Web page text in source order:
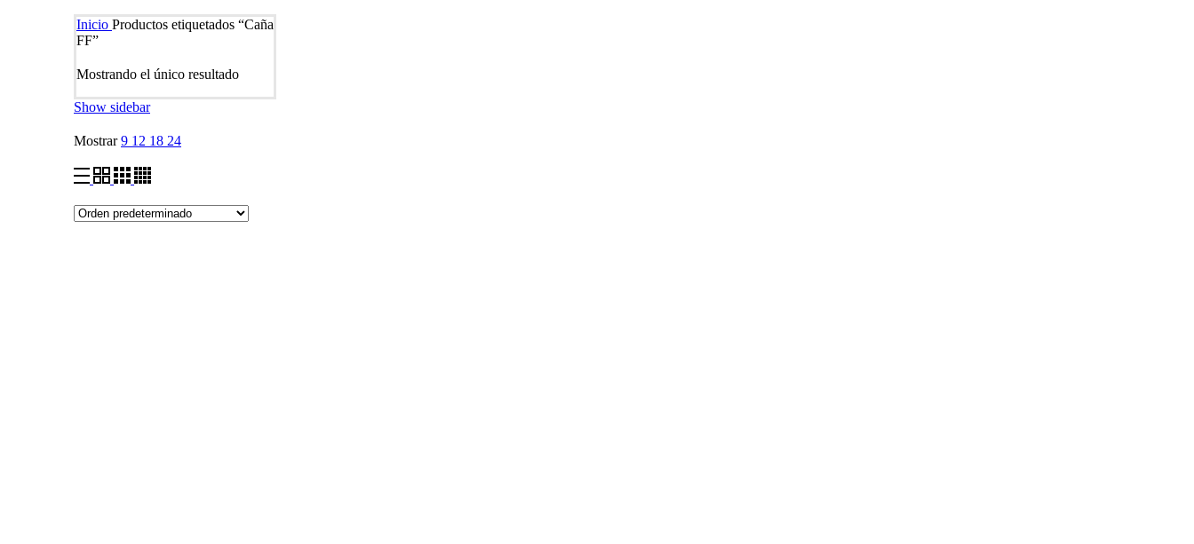
Inicio Productos etiquetados “Caña
FF”
Mostrando el único resultado
Show sidebar
Mostrar9 12 18 24